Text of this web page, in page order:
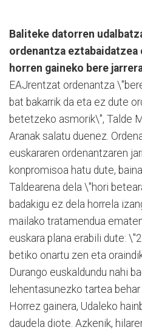
Baliteke datorren
ordenantza eztabaidatzea
horren gaineko bere
EAJrentzat ordenantza
bat bakarrik da eta ez dute
betetzeko asmorik\", Talde
Aranak salatu duenez.
euskararen ordenantzaren
konpromisoa hatu dute,
Taldearena dela \"hori
badakigu ez dela horrela
mailako tratamendua
euskara plana erabili dute:
betiko onartu zen eta
Durango euskaldundu nahi
lehentasunezko tartea
Horrez gainera, Udaleko
daudela diote. Azkenik,